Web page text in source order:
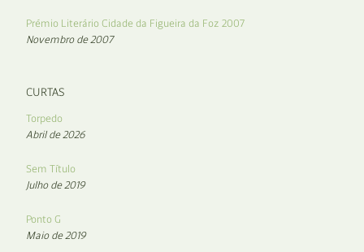
Prémio Literário Cidade da Figueira da Foz 2007
Novembro de 2007
CURTAS
Torpedo
Abril de 2026
Sem Título
Julho de 2019
Ponto G
Maio de 2019